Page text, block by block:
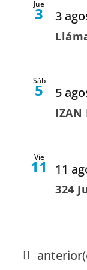
Jue
3 3
Sáb
5 5
IZAN
Vie
11 11
324
Eventos